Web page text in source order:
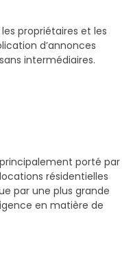
propriétaires et les
d’annonces
intermédiaires.
porté par
résidentielles
par une plus grande
en matière de